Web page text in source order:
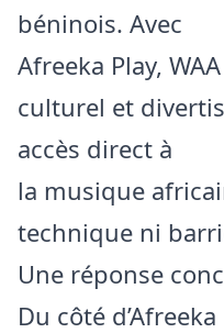
béninois. Avec
Afreeka Play,
culturel et
accès direct à
la musique
technique ni
Une réponse
Du côté